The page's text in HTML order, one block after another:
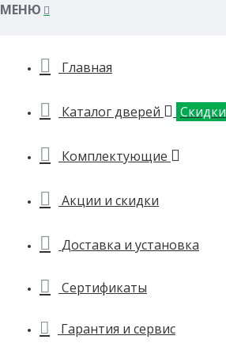
МЕНЮ
Главная
Каталог дверей Скидки
Комплектующие
Акции и скидки
Доставка и установка
Сертификаты
Гарантия и сервис